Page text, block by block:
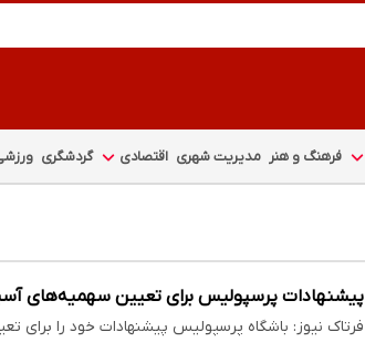
فرهنگ و هنر مدیریت شهری اقتصادی گردشگری
پیشنهادات پرسپولیس برای تعیین سهمیه‌های
فرتاک نیوز: باشگاه پرسپولیس پیشنهادات خود را برای